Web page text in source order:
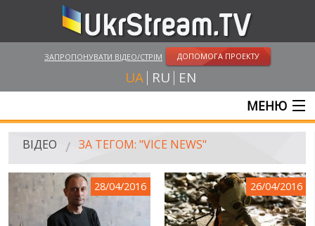
ЗАПРОПОНУВАТИ ВІДЕО/СТРІМ ДОПОМОГА ПРОЕКТУ
UA RU EN
МЕНЮ
ГОЛОВНА
ВІДЕО
UKRSTREAM.TV
ВІДЕО ЗА ТЕГОМ: "VICE NEWS"
28/04/2016 26/04/2016